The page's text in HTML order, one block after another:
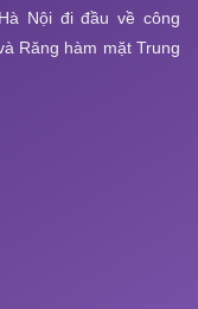
Nội đi đầu về công
Răng hàm mặt Trung